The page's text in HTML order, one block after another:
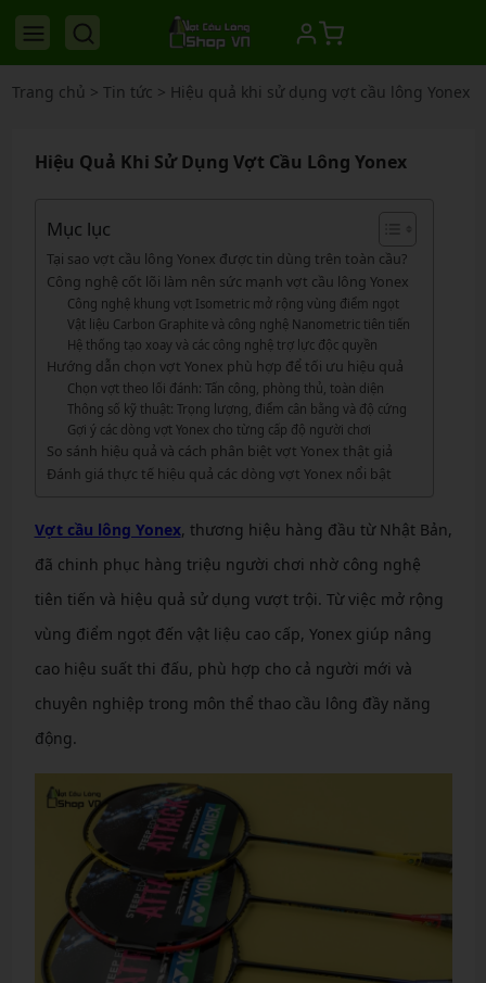
Trang chủ > Tin tức > Hiệu quả khi sử dụng vợt cầu lông Yonex
Hiệu Quả Khi Sử Dụng Vợt Cầu Lông Yonex
Mục lục
Tại sao vợt cầu lông Yonex được tin dùng trên toàn cầu?
Công nghệ cốt lõi làm nên sức mạnh vợt cầu lông Yonex
Công nghệ khung vợt Isometric mở rộng vùng điểm ngọt
Vật liệu Carbon Graphite và công nghệ Nanometric tiên tiến
Hệ thống tạo xoay và các công nghệ trợ lực độc quyền
Hướng dẫn chọn vợt Yonex phù hợp để tối ưu hiệu quả
Chọn vợt theo lối đánh: Tấn công, phòng thủ, toàn diện
Thông số kỹ thuật: Trọng lượng, điểm cân bằng và độ cứng
Gợi ý các dòng vợt Yonex cho từng cấp độ người chơi
So sánh hiệu quả và cách phân biệt vợt Yonex thật giả
Đánh giá thực tế hiệu quả các dòng vợt Yonex nổi bật
Vợt cầu lông Yonex, thương hiệu hàng đầu từ Nhật Bản,
đã chinh phục hàng triệu người chơi nhờ công nghệ
tiên tiến và hiệu quả sử dụng vượt trội. Từ việc mở rộng
vùng điểm ngọt đến vật liệu cao cấp, Yonex giúp nâng
cao hiệu suất thi đấu, phù hợp cho cả người mới và
chuyên nghiệp trong môn thể thao cầu lông đầy năng
động.